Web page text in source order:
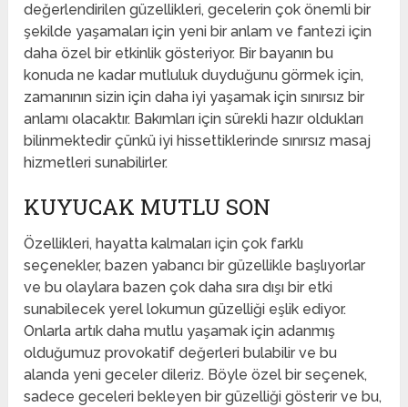
değerlendirilen güzellikleri, gecelerin çok önemli bir
şekilde yaşamaları için yeni bir anlam ve fantezi için
daha özel bir etkinlik gösteriyor. Bir bayanın bu
konuda ne kadar mutluluk duyduğunu görmek için,
zamanının sizin için daha iyi yaşamak için sınırsız bir
anlamı olacaktır. Bakımları için sürekli hazır oldukları
bilinmektedir çünkü iyi hissettiklerinde sınırsız masaj
hizmetleri sunabilirler.
KUYUCAK MUTLU SON
Özellikleri, hayatta kalmaları için çok farklı
seçenekler, bazen yabancı bir güzellikle başlıyorlar
ve bu olaylara bazen çok daha sıra dışı bir etki
sunabilecek yerel lokumun güzelliği eşlik ediyor.
Onlarla artık daha mutlu yaşamak için adanmış
olduğumuz provokatif değerleri bulabilir ve bu
alanda yeni geceler dileriz. Böyle özel bir seçenek,
sadece geceleri bekleyen bir güzelliği gösterir ve bu,